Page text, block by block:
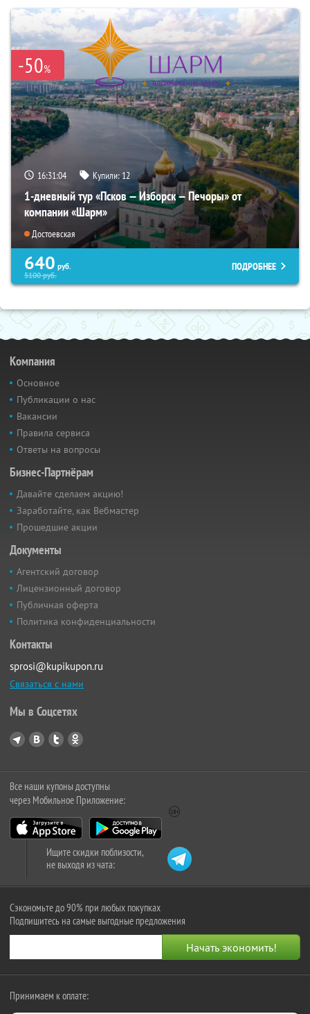
-50%
16:31:03 Купили:12
1-дневный тур «Псков — Изборск — Печоры» от
компании «Шарм»
Достоевская
640 руб.
5100руб.
ПОДРОБНЕЕ
Компания
Основное
Публикации о нас
Вакансии
Правила сервиса
Ответы на вопросы
Бизнес-Партнёрам
Давайте сделаем акцию!
Заработайте, как Вебмастер
Прошедшие акции
Документы
Агентский договор
Лицензионный договор
Публичная оферта
Политика конфиденциальности
Контакты
sprosi@kupikupon.ru
Связаться с нами
Мы в Соцсетях
Все наши купоны доступны
через Мобильное Приложение:
Ищите скидки поблизости,
не выходя из чата:
Сэкономьте до 90% при любых покупках
Подпишитесь на самые выгодные предложения
Принимаем к оплате: